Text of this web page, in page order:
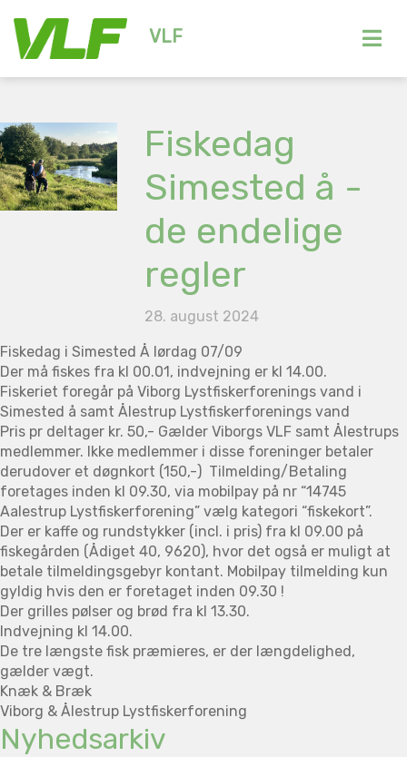
VLF
Fiskedag
Simested å -
de endelige
regler
28. august 2024
Fiskedag i Simested Å lørdag 07/09
Der må fiskes fra kl 00.01, indvejning er kl 14.00.
Fiskeriet foregår på Viborg Lystfiskerforenings vand i
Simested å samt Ålestrup Lystfiskerforenings vand
Pris pr deltager kr. 50,- Gælder Viborgs VLF samt Ålestrups
medlemmer. Ikke medlemmer i disse foreninger betaler
derudover et døgnkort (150,-) Tilmelding/Betaling
foretages inden kl 09.30, via mobilpay på nr “14745
Aalestrup Lystfiskerforening” vælg kategori “fiskekort”.
Der er kaffe og rundstykker (incl. i pris) fra kl 09.00 på
fiskegården (Ådiget 40, 9620), hvor det også er muligt at
betale tilmeldingsgebyr kontant. Mobilpay tilmelding kun
gyldig hvis den er foretaget inden 09.30 !
Der grilles pølser og brød fra kl 13.30.
Indvejning kl 14.00.
De tre længste fisk præmieres, er der længdelighed,
gælder vægt.
Knæk & Bræk
Viborg & Ålestrup Lystfiskerforening
Nyhedsarkiv